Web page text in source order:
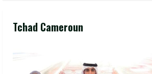
Tchad Cameroun